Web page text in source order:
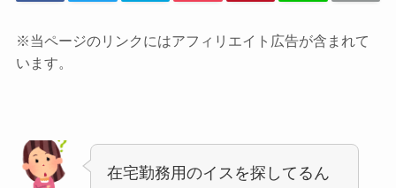
※当ページのリンクにはアフィリエイト広告が含まれて
います。
在宅勤務用のイスを探してるん